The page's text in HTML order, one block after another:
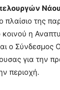
πλαίσιο της
η
ο Σύνδεσμος
για την
περιοχή.